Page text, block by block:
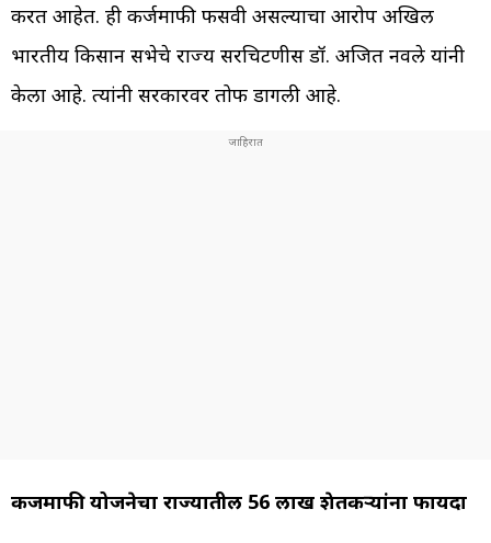
करत आहेत. ही कर्जमाफी फसवी असल्याचा आरोप अखिल
भारतीय किसान सभेचे राज्य सरचिटणीस डॉ. अजित नवले यांनी
केला आहे. त्यांनी सरकारवर तोफ डागली आहे.
कर्जमाफी योजनेचा राज्यातील 56 लाख शेतकऱ्यांना फायदा